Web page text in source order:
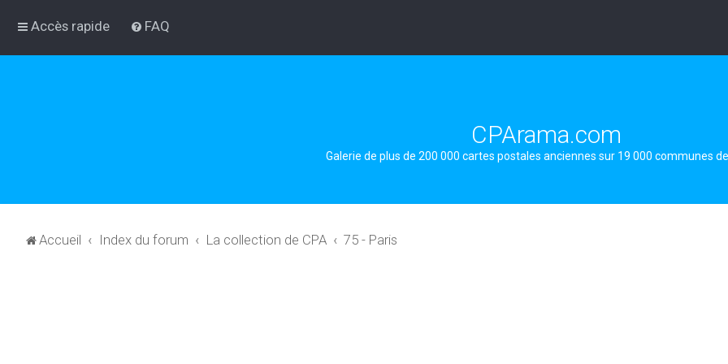
Accès rapide FAQ
CPArama.com
Galerie de plus de 200 000 cartes postales anciennes sur 19 000 communes
Accueil Index du forum La collection de CPA 75 - Paris